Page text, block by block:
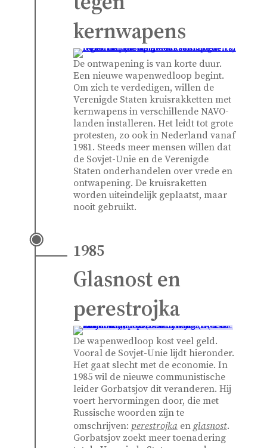
kernwapens
De ontwapening is van korte duur.
Een nieuwe wapenwedloop begint.
Om zich te verdedigen, willen de
Verenigde Staten kruisrakketten met
kernwapens in verschillende NAVO-
landen installeren. Het leidt tot grote
protesten, zo ook in Nederland vanaf
1981. Steeds meer mensen willen dat
de Sovjet-Unie en de Verenigde
Staten onderhandelen over vrede en
ontwapening. De kruisraketten
worden uiteindelijk geplaatst, maar
nooit gebruikt.
1985
Glasnost en
perestrojka
De wapenwedloop kost veel geld.
Vooral de Sovjet-Unie lijdt hieronder.
Het gaat slecht met de economie. In
1985 wil de nieuwe communistische
leider Gorbatsjov dit veranderen. Hij
voert hervormingen door, die met
Russische woorden zijn te
omschrijven: perestrojkaen glasnost.
Gorbatsjov zoekt meer toenadering